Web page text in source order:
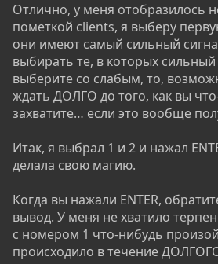
Отлично, у меня отобразилось
пометкой clients, я выберу
они имеют самый сильный
выбирать те, в которых сильный
выберите со слабым, то,
ждать ДОЛГО до того, как вы
захватите… если это вообще
Итак, я выбрал 1 и 2 и нажал
делала свою магию.
Когда вы нажали ENTER,
вывод. У меня не хватило
с номером 1 что-нибудь
происходило в течение